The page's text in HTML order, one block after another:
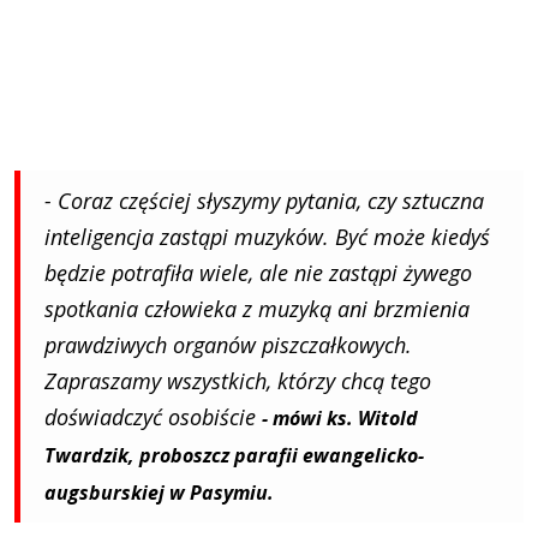
- Coraz częściej słyszymy pytania, czy sztuczna
inteligencja zastąpi muzyków. Być może kiedyś
będzie potrafiła wiele, ale nie zastąpi żywego
spotkania człowieka z muzyką ani brzmienia
prawdziwych organów piszczałkowych.
Zapraszamy wszystkich, którzy chcą tego
doświadczyć osobiście - mówi ks. Witold
Twardzik, proboszcz parafii ewangelicko-
augsburskiej w Pasymiu.